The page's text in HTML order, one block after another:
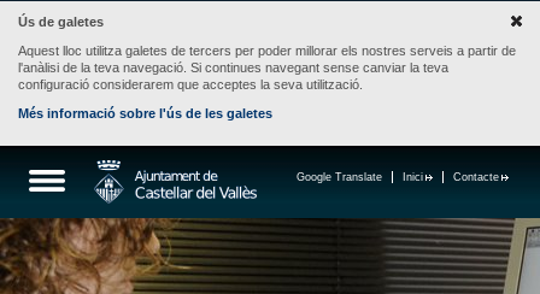
Ús de galetes
Aquest lloc utilitza galetes de tercers per poder millorar els nostres serveis a partir de
l'anàlisi de la teva navegació. Si continues navegant sense canviar la teva
configuració considerarem que acceptes la seva utilització.
Més informació sobre l'ús de les galetes
Contacte
Inici
Google Translate